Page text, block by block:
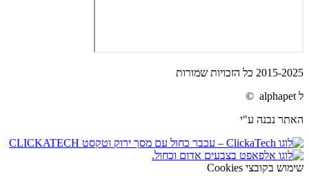
2015-2025 כל הזכויות שמורות
ל alphapet ©
האתר נבנה ע"י
שימוש בקובצי Cookies